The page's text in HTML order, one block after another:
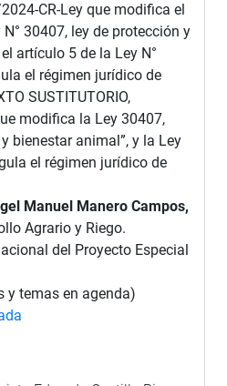
CR-Ley que modifica el
30407, ley de protección y
artículo 5 de la Ley N°
el régimen jurídico de
SUSTITUTORIO,
modifica la Ley 30407,
bienestar animal”, y la Ley
el régimen jurídico de
Manuel Manero Campos,
Agrario y Riego.
del Proyecto Especial
y temas en agenda)